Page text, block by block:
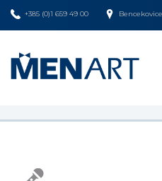
+385 (0)1 659 49 00